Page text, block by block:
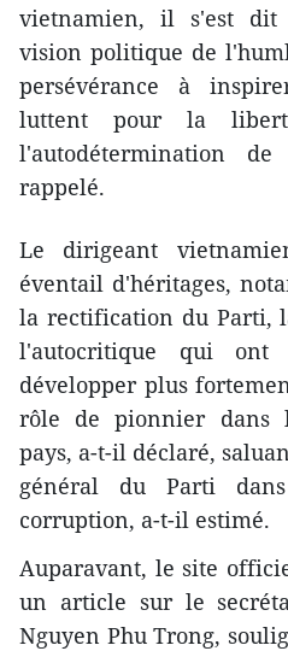
vietnamien, il s'est dit
vision politique de
persévérance à
luttent pour la
l'autodétermination
rappelé.
Le dirigeant
éventail d'héritages,
la rectification du Parti,
l'autocritique qui
développer plus
rôle de pionnier dans
pays, a-t-il déclaré,
général du Parti
corruption, a-t-il estimé.
Auparavant, le site
un article sur le
Nguyen Phu Trong,